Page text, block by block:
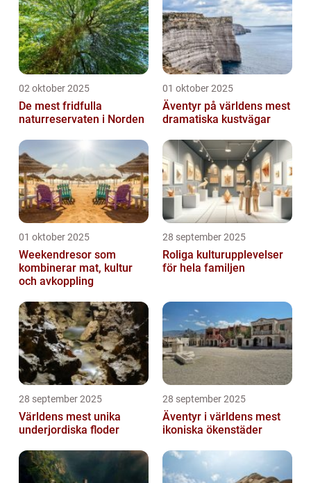
02 oktober 2025
De mest fridfulla
naturreservaten i Norden
01 oktober 2025
Äventyr på världens mest
dramatiska kustvägar
01 oktober 2025
Weekendresor som
kombinerar mat, kultur
och avkoppling
28 september 2025
Roliga kulturupplevelser
för hela familjen
28 september 2025
Världens mest unika
underjordiska floder
28 september 2025
Äventyr i världens mest
ikoniska ökenstäder